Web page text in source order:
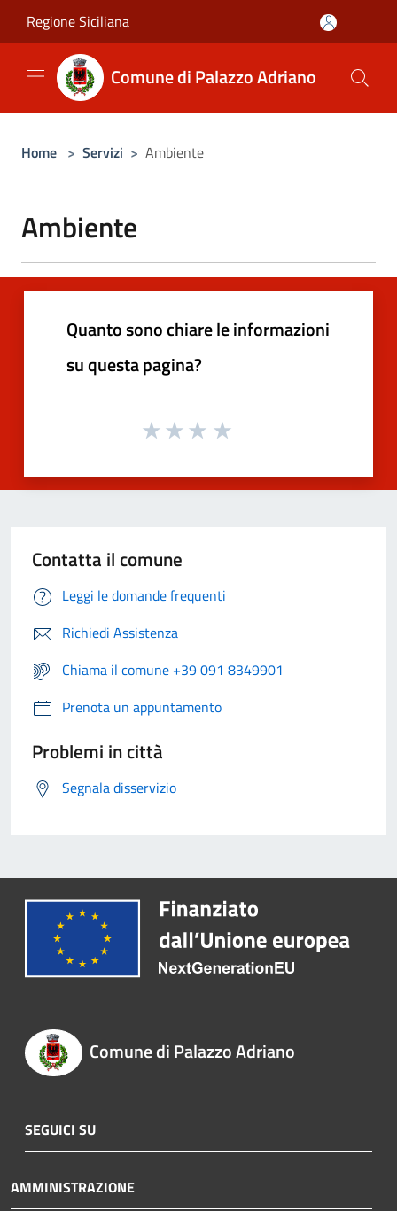
Regione Siciliana
Comune di Palazzo Adriano
Home > Servizi > Ambiente
Ambiente
Quanto sono chiare le informazioni
su questa pagina?
Contatta il comune
Leggi le domande frequenti
Richiedi Assistenza
Chiama il comune +39 091 8349901
Prenota un appuntamento
Problemi in città
Segnala disservizio
Comune di Palazzo Adriano
SEGUICI SU
AMMINISTRAZIONE